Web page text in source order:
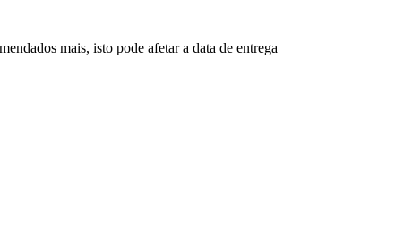
mais, isto pode afetar a data de entrega